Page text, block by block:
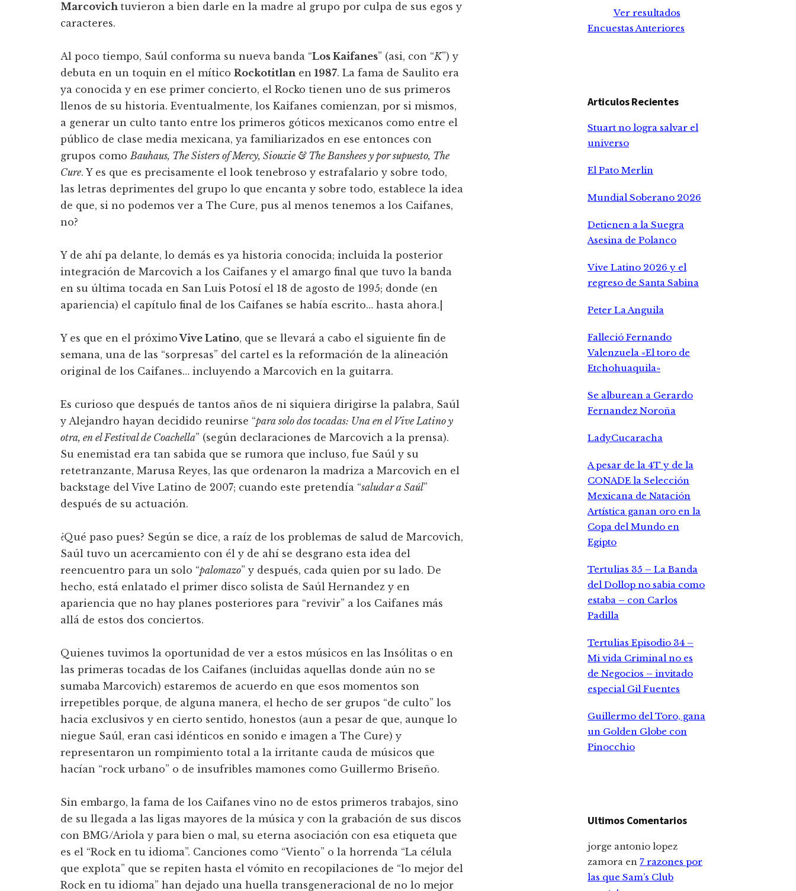
Marcovich tuvieron a bien darle en la madre al grupo por culpa de sus egos y
caracteres.
Al poco tiempo, Saúl conforma su nueva banda “Los Kaifanes” (asi, con “K”) y
debuta en un toquin en el mítico Rockotitlan en 1987. La fama de Saulito era
ya conocida y en ese primer concierto, el Rocko tienen uno de sus primeros
llenos de su historia. Eventualmente, los Kaifanes comienzan, por si mismos,
a generar un culto tanto entre los primeros góticos mexicanos como entre el
público de clase media mexicana, ya familiarizados en ese entonces con
grupos comoBauhaus, The Sisters of Mercy, Siouxie & The Banshees y por supuesto, The
Cure. Y es que es precisamente el look tenebroso y estrafalario y sobre todo,
las letras deprimentes del grupo lo que encanta y sobre todo, establece la idea
de que, si no podemos ver a The Cure, pus al menos tenemos a los Caifanes,
no?
Y de ahí pa delante, lo demás es ya historia conocida; incluida la posterior
integración de Marcovich a los Caifanes y el amargo final que tuvo la banda
en su última tocada en San Luis Potosí el 18 de agosto de 1995; donde (en
apariencia) el capítulo final de los Caifanes se había escrito… hasta ahora.|
Y es que en el próximoVive Latino, que se llevará a cabo el siguiente fin de
semana, una de las “sorpresas” del cartel es la reformación de la alineación
original de los Caifanes… incluyendo a Marcovich en la guitarra.
Es curioso que después de tantos años de ni siquiera dirigirse la palabra, Saúl
y Alejandro hayan decidido reunirse “para solo dos tocadas: Una en el Vive Latino y
otra, en el Festival de Coachella” (según declaraciones de Marcovich a la prensa).
Su enemistad era tan sabida que se rumora que incluso, fue Saúl y su
retetranzante, Marusa Reyes, las que ordenaron la madriza a Marcovich en el
backstage del Vive Latino de 2007; cuando este pretendía “saludar a Saúl”
después de su actuación.
¿Qué paso pues? Según se dice, a raíz de los problemas de salud de Marcovich,
Saúl tuvo un acercamiento con él y de ahí se desgrano esta idea del
reencuentro para un solo “palomazo” y después, cada quien por su lado. De
hecho, está enlatado el primer disco solista de Saúl Hernandez y en
apariencia que no hay planes posteriores para “revivir” a los Caifanes más
allá de estos dos conciertos.
Quienes tuvimos la oportunidad de ver a estos músicos en las Insólitas o en
las primeras tocadas de los Caifanes (incluidas aquellas donde aún no se
sumaba Marcovich) estaremos de acuerdo en que esos momentos son
irrepetibles porque, de alguna manera, el hecho de ser grupos “de culto” los
hacia exclusivos y en cierto sentido, honestos (aun a pesar de que, aunque lo
niegue Saúl, eran casi idénticos en sonido e imagen a The Cure) y
representaron un rompimiento total a la irritante cauda de músicos que
hacían “rock urbano” o de insufribles mamones como Guillermo Briseño.
Sin embargo, la fama de los Caifanes vino no de estos primeros trabajos, sino
de su llegada a las ligas mayores de la música y con la grabación de sus discos
con BMG/Ariola y para bien o mal, su eterna asociación con esa etiqueta que
es el “Rock en tu idioma”. Canciones como “Viento” o la horrenda “La célula
que explota” que se repiten hasta el vómito en recopilaciones de “lo mejor del
Rock en tu idioma” han dejado una huella transgeneracional de no lo mejor
Ver resultados
Encuestas Anteriores
Articulos Recientes
Stuart no logra salvar el
universo
El Pato Merlin
Mundial Soberano 2026
Detienen a la Suegra
Asesina de Polanco
Vive Latino 2026 y el
regreso de Santa Sabina
Peter La Anguila
Falleció Fernando
Valenzuela «El toro de
Etchohuaquila»
Se alburean a Gerardo
Fernandez Noroña
LadyCucaracha
A pesar de la 4T y de la
CONADE la Selección
Mexicana de Natación
Artística ganan oro en la
Copa del Mundo en
Egipto
Tertulias 35 – La Banda
del Dollop no sabia como
estaba – con Carlos
Padilla
Tertulias Episodio 34 –
Mi vida Criminal no es
de Negocios – invitado
especial Gil Fuentes
Guillermo del Toro, gana
un Golden Globe con
Pinocchio
Ultimos Comentarios
jorge antonio lopez
zamora en 7 razones por
las que Sam’s Club